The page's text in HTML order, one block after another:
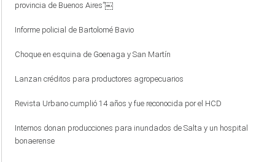
provincia de Buenos Aires”￼
Informe policial de Bartolomé Bavio
Choque en esquina de Goenaga y San Martín
Lanzan créditos para productores agropecuarios
Revista Urbano cumplió 14 años y fue reconocida por el HCD
Internos donan producciones para inundados de Salta y un hospital
bonaerense